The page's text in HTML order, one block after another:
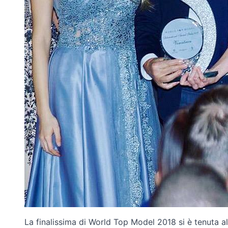
La finalissima di World Top Model 2018 si è tenuta